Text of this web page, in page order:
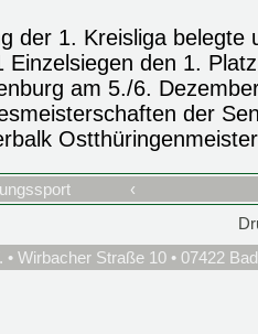
der 1. Kreisliga belegte
Einzelsiegen den 1.
am 5./6.
der
‹
• Wirbacher Straße 10 • 07422